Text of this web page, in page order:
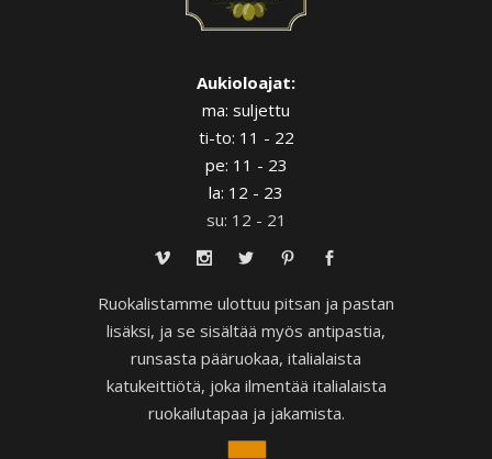
Aukioloajat:
ma: suljettu
ti-to: 11 - 22
pe: 11 - 23
la: 12 - 23
su: 12 - 21
Ruokalistamme ulottuu pitsan ja pastan
lisäksi, ja se sisältää myös antipastia,
runsasta pääruokaa, italialaista
katukeittiötä, joka ilmentää italialaista
ruokailutapaa ja jakamista.